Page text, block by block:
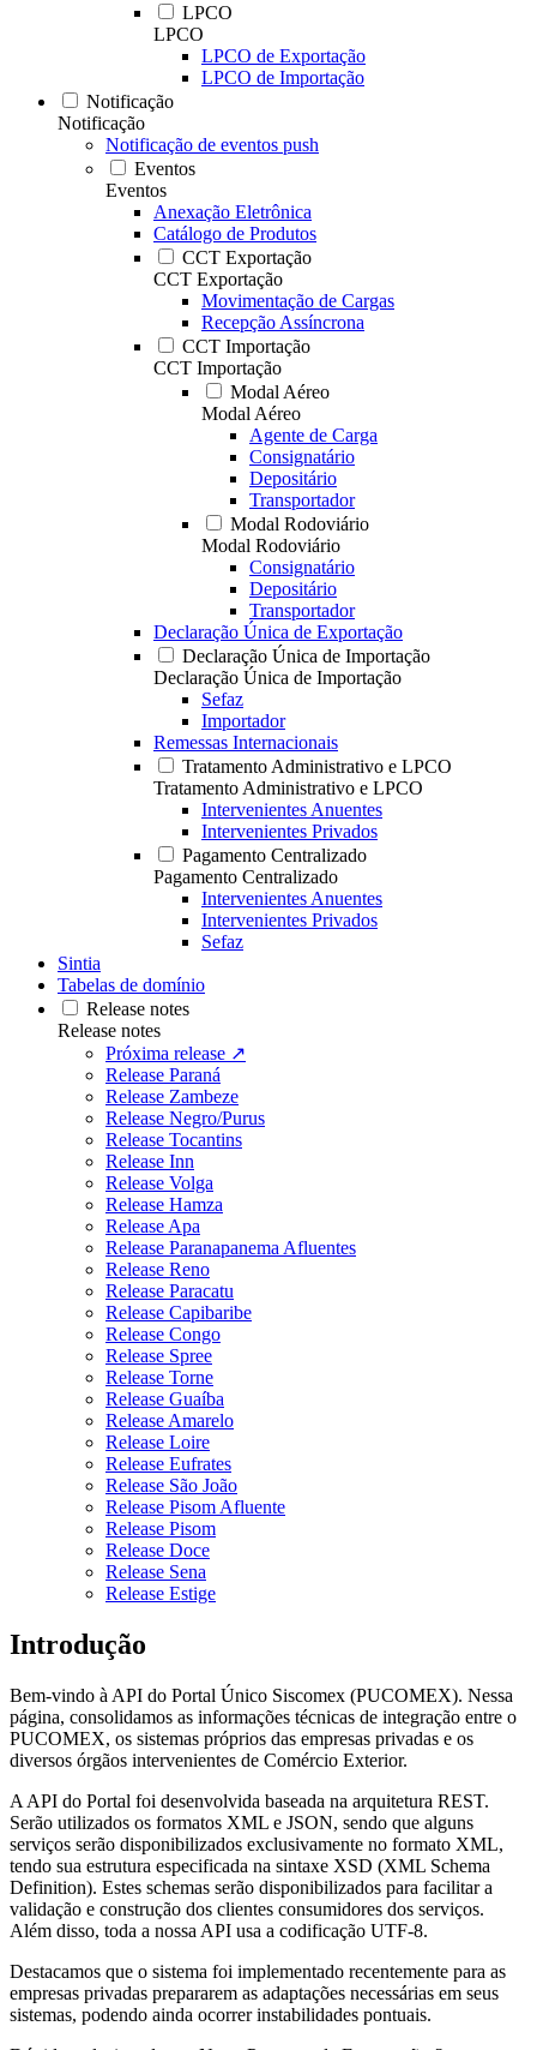
LPCO
LPCO
LPCO de Exportação
LPCO de Importação
Notificação
Notificação
Notificação de eventos push
Eventos
Eventos
Anexação Eletrônica
Catálogo de Produtos
CCT Exportação
CCT Exportação
Movimentação de Cargas
Recepção Assíncrona
CCT Importação
CCT Importação
Modal Aéreo
Modal Aéreo
Agente de Carga
Consignatário
Depositário
Transportador
Modal Rodoviário
Modal Rodoviário
Consignatário
Depositário
Transportador
Declaração Única de Exportação
Declaração Única de Importação
Declaração Única de Importação
Sefaz
Importador
Remessas Internacionais
Tratamento Administrativo e LPCO
Tratamento Administrativo e LPCO
Intervenientes Anuentes
Intervenientes Privados
Pagamento Centralizado
Pagamento Centralizado
Intervenientes Anuentes
Intervenientes Privados
Sefaz
Sintia
Tabelas de domínio
Release notes
Release notes
Próxima release ↗
Release Paraná
Release Zambeze
Release Negro/Purus
Release Tocantins
Release Inn
Release Volga
Release Hamza
Release Apa
Release Paranapanema Afluentes
Release Reno
Release Paracatu
Release Capibaribe
Release Congo
Release Spree
Release Torne
Release Guaíba
Release Amarelo
Release Loire
Release Eufrates
Release São João
Release Pisom Afluente
Release Pisom
Release Doce
Release Sena
Release Estige
Introdução
Bem-vindo à API do Portal Único Siscomex (PUCOMEX). Nessa
página, consolidamos as informações técnicas de integração entre o
PUCOMEX, os sistemas próprios das empresas privadas e os
diversos órgãos intervenientes de Comércio Exterior.
A API do Portal foi desenvolvida baseada na arquitetura REST.
Serão utilizados os formatos XML e JSON, sendo que alguns
serviços serão disponibilizados exclusivamente no formato XML,
tendo sua estrutura especificada na sintaxe XSD (XML Schema
Definition). Estes schemas serão disponibilizados para facilitar a
validação e construção dos clientes consumidores dos serviços.
Além disso, toda a nossa API usa a codificação UTF-8.
Destacamos que o sistema foi implementado recentemente para as
empresas privadas prepararem as adaptações necessárias em seus
sistemas, podendo ainda ocorrer instabilidades pontuais.